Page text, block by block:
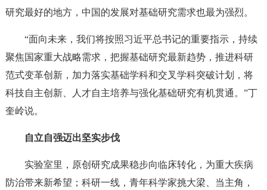
研究最好的地方，中国的发展对基础研究需求也最为强烈。
“面向未来，我们将按照习近平总书记的重要指示，持续
聚焦国家重大战略需求，把握基础研究最新趋势，推进科研
范式变革创新，加力落实基础学科和交叉学科突破计划，将
科技自主创新、人才自主培养与强化基础研究有机贯通。”丁
奎岭说。
自立自强迈出坚实步伐
实验室里，原创研究成果稳步向临床转化，为重大疾病
防治带来新希望；科研一线，青年科学家挑大梁、当主角，